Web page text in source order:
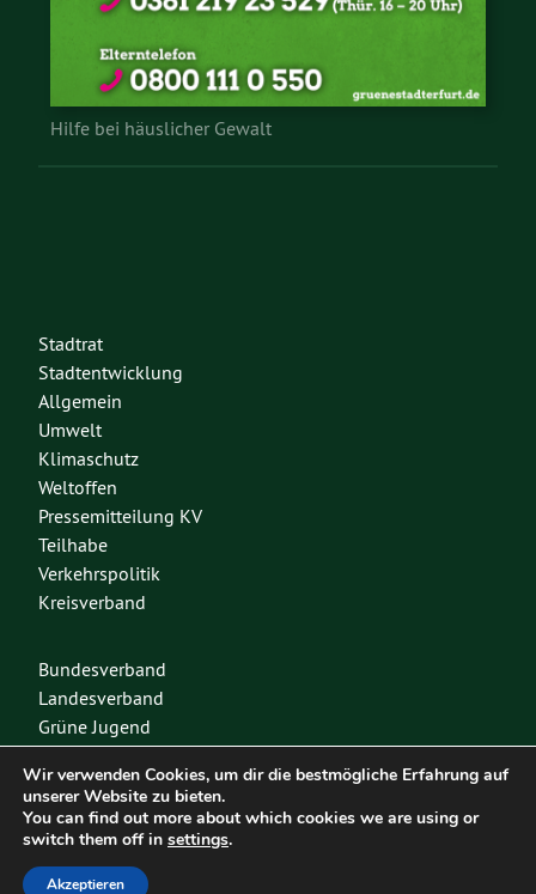
Hilfe bei häuslicher Gewalt
Stadtrat
Stadtentwicklung
Allgemein
Umwelt
Klimaschutz
Weltoffen
Pressemitteilung KV
Teilhabe
Verkehrspolitik
Kreisverband
Bundesverband
Landesverband
Grüne Jugend
Spenden
Mitglied werden
Diese Seite nutzt das freie Wordpress-Theme
Wir verwenden Cookies, um dir die bestmögliche Erfahrung auf
unserer Website zu bieten.
You can find out more about which cookies we are using or
switch them off in settings.
Akzeptieren